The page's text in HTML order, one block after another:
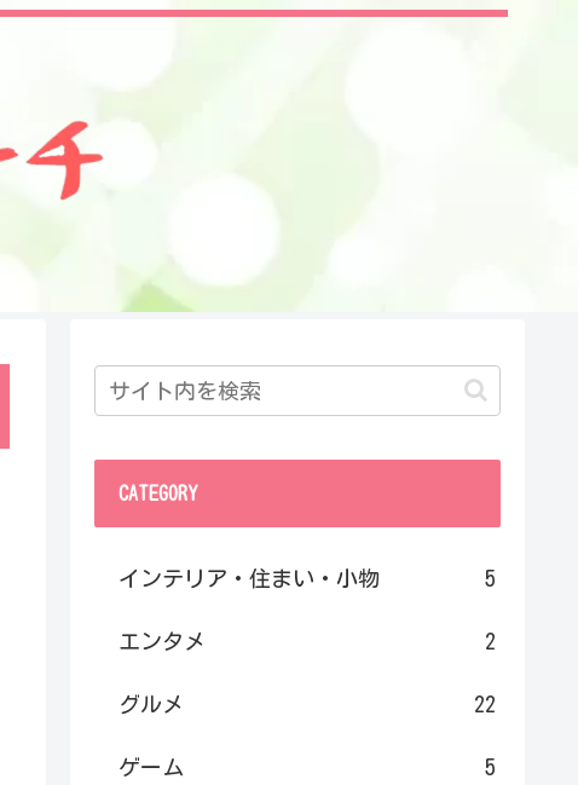
CATEGORY
インテリア・住まい・小物 5
エンタメ 2
グルメ 22
ゲーム 5